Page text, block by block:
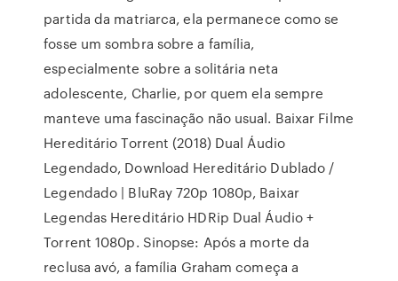
partida da matriarca, ela permanece como se
fosse um sombra sobre a família,
especialmente sobre a solitária neta
adolescente, Charlie, por quem ela sempre
manteve uma fascinação não usual. Baixar Filme
Hereditário Torrent (2018) Dual Áudio
Legendado, Download Hereditário Dublado /
Legendado | BluRay 720p 1080p, Baixar
Legendas Hereditário HDRip Dual Áudio +
Torrent 1080p. Sinopse: Após a morte da
reclusa avó, a família Graham começa a